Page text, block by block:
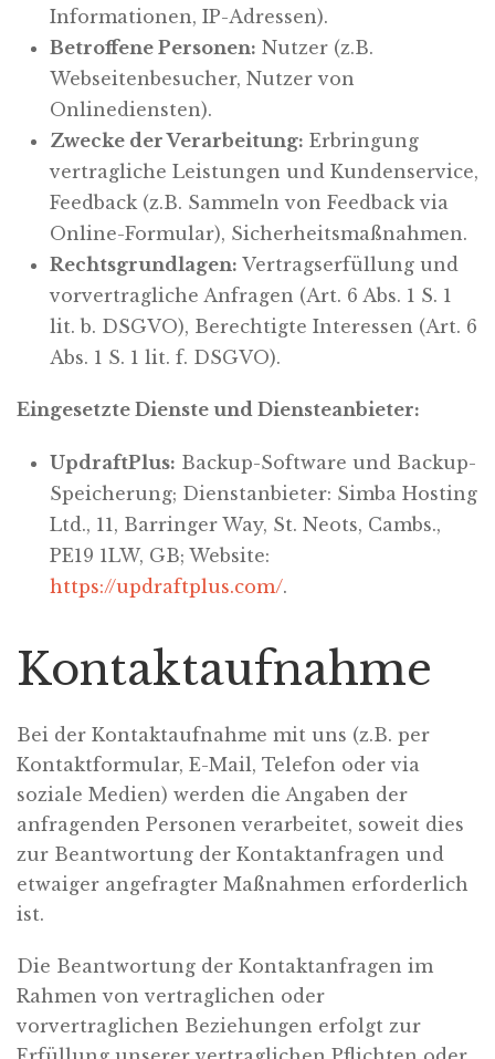
Informationen, IP-Adressen).
Betroffene Personen: Nutzer (z.B.
Webseitenbesucher, Nutzer von
Onlinediensten).
Zwecke der Verarbeitung: Erbringung
vertragliche Leistungen und Kundenservice,
Feedback (z.B. Sammeln von Feedback via
Online-Formular), Sicherheitsmaßnahmen.
Rechtsgrundlagen: Vertragserfüllung und
vorvertragliche Anfragen (Art. 6 Abs. 1 S. 1
lit. b. DSGVO), Berechtigte Interessen (Art. 6
Abs. 1 S. 1 lit. f. DSGVO).
Eingesetzte Dienste und Diensteanbieter:
UpdraftPlus: Backup-Software und Backup-
Speicherung; Dienstanbieter: Simba Hosting
Ltd., 11, Barringer Way, St. Neots, Cambs.,
PE19 1LW, GB; Website:
https://updraftplus.com/.
Kontaktaufnahme
Bei der Kontaktaufnahme mit uns (z.B. per
Kontaktformular, E-Mail, Telefon oder via
soziale Medien) werden die Angaben der
anfragenden Personen verarbeitet, soweit dies
zur Beantwortung der Kontaktanfragen und
etwaiger angefragter Maßnahmen erforderlich
ist.
Die Beantwortung der Kontaktanfragen im
Rahmen von vertraglichen oder
vorvertraglichen Beziehungen erfolgt zur